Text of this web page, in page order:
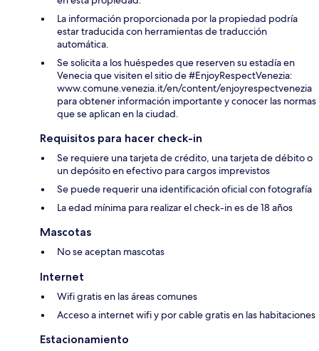
La información proporcionada por la propiedad podría
estar traducida con herramientas de traducción
automática.
Se solicita a los huéspedes que reserven su estadía en
Venecia que visiten el sitio de #EnjoyRespectVenezia:
www.comune.venezia.it/en/content/enjoyrespectvenezia
para obtener información importante y conocer las normas
que se aplican en la ciudad.
Requisitos para hacer check-in
Se requiere una tarjeta de crédito, una tarjeta de débito o
un depósito en efectivo para cargos imprevistos
Se puede requerir una identificación oficial con fotografía
La edad mínima para realizar el check-in es de 18 años
Mascotas
No se aceptan mascotas
Internet
Wifi gratis en las áreas comunes
Acceso a internet wifi y por cable gratis en las habitaciones
Estacionamiento